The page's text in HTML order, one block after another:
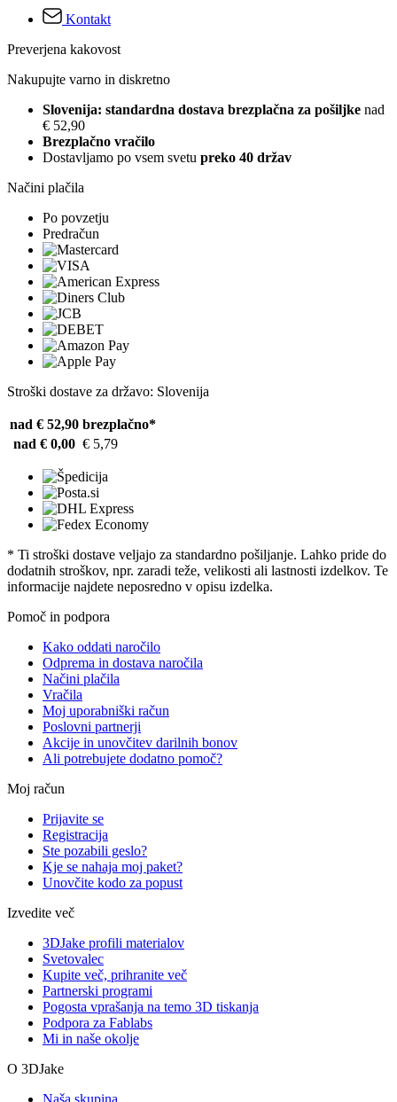
Kontakt
Preverjena kakovost
Nakupujte varno in diskretno
Slovenija: standardna dostava brezplačna za pošiljke nad
€ 52,90
Brezplačno vračilo
Dostavljamo po vsem svetu preko 40 držav
Načini plačila
Po povzetju
Predračun
Stroški dostave za državo: Slovenija
nad € 52,90 brezplačno*
nad € 0,00 € 5,79
* Ti stroški dostave veljajo za standardno pošiljanje. Lahko pride do
dodatnih stroškov, npr. zaradi teže, velikosti ali lastnosti izdelkov. Te
informacije najdete neposredno v opisu izdelka.
Pomoč in podpora
Kako oddati naročilo
Odprema in dostava naročila
Načini plačila
Vračila
Moj uporabniški račun
Poslovni partnerji
Akcije in unovčitev darilnih bonov
Ali potrebujete dodatno pomoč?
Moj račun
Prijavite se
Registracija
Ste pozabili geslo?
Kje se nahaja moj paket?
Unovčite kodo za popust
Izvedite več
3DJake profili materialov
Svetovalec
Kupite več, prihranite več
Partnerski programi
Pogosta vprašanja na temo 3D tiskanja
Podpora za Fablabs
Mi in naše okolje
O 3DJake
Naša skupina